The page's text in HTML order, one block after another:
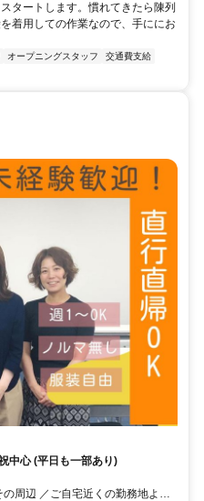
タートします。慣れてきたら陳列
着用しての作業なので、手ににお
オープニングスタッフ
交通費支給
中心 (平日も一部あり)
周辺 ／ご自宅近くの勤務地より